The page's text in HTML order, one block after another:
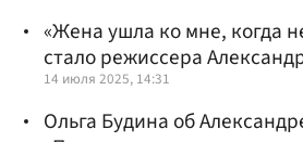
«Жена ушла ко мне, когда
стало режиссера
14 июля 2025, 14:31
Ольга Будина об